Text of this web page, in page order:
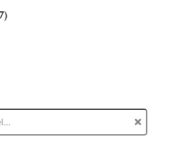
produkter
7